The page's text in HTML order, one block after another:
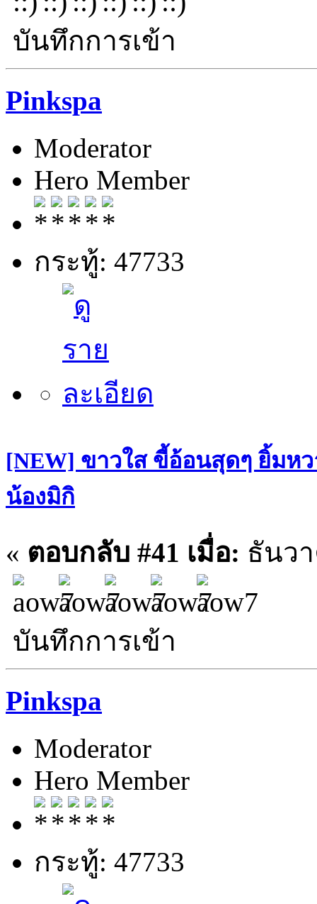
บันทึกการเข้า
Pinkspa
Moderator
Hero Member
กระทู้: 47733
[NEW] ขาวใส ขี้อ้อนสุดๆ ยิ้มห
น้องมิกิ
« ตอบกลับ #41 เมื่อ: ธันวา
บันทึกการเข้า
Pinkspa
Moderator
Hero Member
กระทู้: 47733